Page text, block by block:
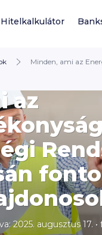
Hitelkalkulátor
Minden, ami az
az
2025. augusztus 17. •